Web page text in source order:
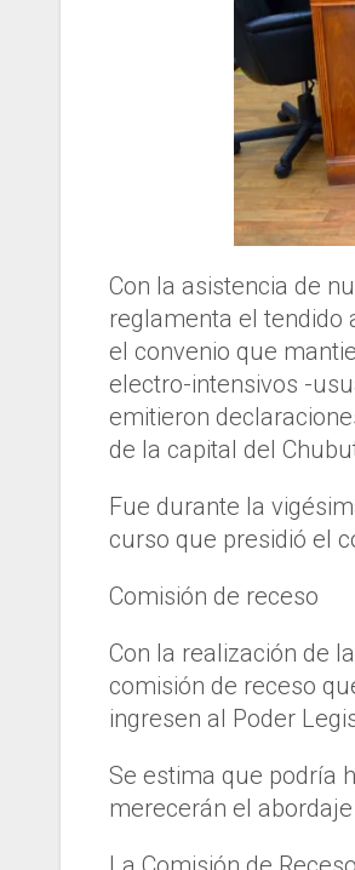
Con la asistencia de
reglamenta el tendido
el convenio que
electro-intensivos -
emitieron
de la capital del
Fue durante la
curso que presidió el
Comisión de receso
Con la realización de
comisión de receso
ingresen al Poder
Se estima que podría
merecerán el